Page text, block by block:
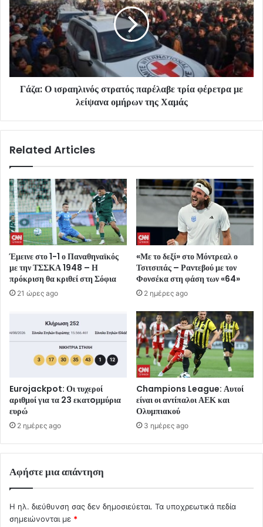
Γάζα: Ο ισραηλινός στρατός παρέλαβε τρία φέρετρα με
λείψανα ομήρων της Χαμάς
Related Articles
Έμεινε στο 1-1 ο Παναθηναϊκός
με την ΤΣΣΚΑ 1948 – Η
πρόκριση θα κριθεί στη Σόφια
21 ώρες ago
«Με το δεξί» στο Μόντρεαλ ο
Τσιτσιπάς – Ραντεβού με τον
Φονσέκα στη φάση των «64»
2 ημέρες ago
Eurojackpot: Οι τυχεροί
αριθμοί για τα 23 εκατoμμύρια
ευρώ
2 ημέρες ago
Champions League: Αυτοί
είναι οι αντίπαλοι ΑΕΚ και
Ολυμπιακού
3 ημέρες ago
Αφήστε μια απάντηση
Η ηλ. διεύθυνση σας δεν δημοσιεύεται. Τα υποχρεωτικά πεδία
σημειώνονται με *